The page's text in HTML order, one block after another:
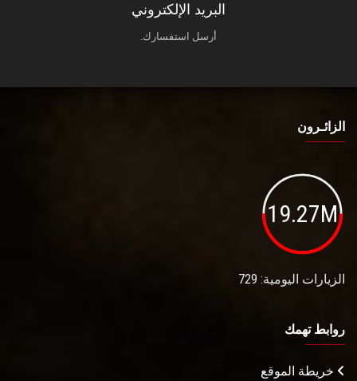
البريد الإلكتروني
أرسل استفسارك.
الزائـرون
19.27M
الزيارات اليومية: 729
روابط تهمك
خريطة الموقع